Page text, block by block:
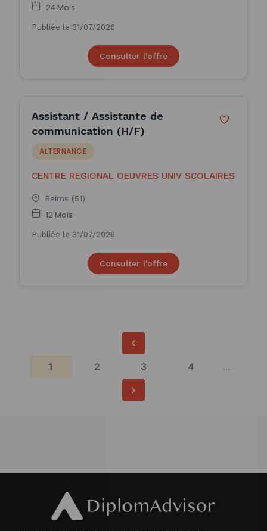
24 Mois
Publiée le 31/07/2026
Consulter l'offre
Assistant / Assistante de
communication (H/F)
ALTERNANCE
CENTRE REGIONAL OEUVRES UNIV SCOLAIRES
Reims (51)
12 Mois
Publiée le 31/07/2026
Consulter l'offre
1 2 3 4 ...